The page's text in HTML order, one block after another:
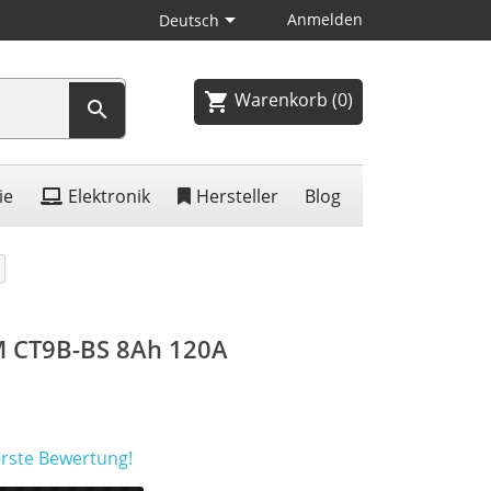
Deutsch Anmelden
 shopping_cart Warenkorb (0)
Elektronik Hersteller Blog
BS 8Ah 120A
Bewertung!